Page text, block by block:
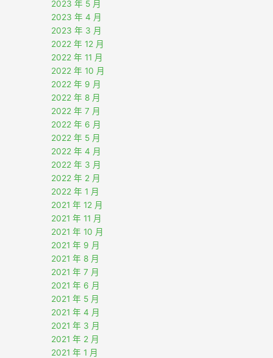
2023 年 5 月
2023 年 4 月
2023 年 3 月
2022 年 12 月
2022 年 11 月
2022 年 10 月
2022 年 9 月
2022 年 8 月
2022 年 7 月
2022 年 6 月
2022 年 5 月
2022 年 4 月
2022 年 3 月
2022 年 2 月
2022 年 1 月
2021 年 12 月
2021 年 11 月
2021 年 10 月
2021 年 9 月
2021 年 8 月
2021 年 7 月
2021 年 6 月
2021 年 5 月
2021 年 4 月
2021 年 3 月
2021 年 2 月
2021 年 1 月